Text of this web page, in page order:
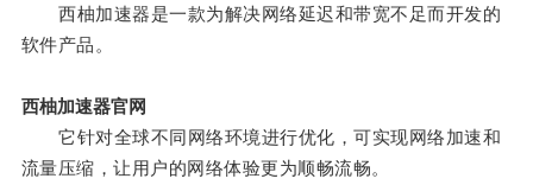
西柚加速器是一款为解决网络延迟和带宽不足而开发的
软件产品。
西柚加速器官网
它针对全球不同网络环境进行优化，可实现网络加速和
流量压缩，让用户的网络体验更为顺畅流畅。